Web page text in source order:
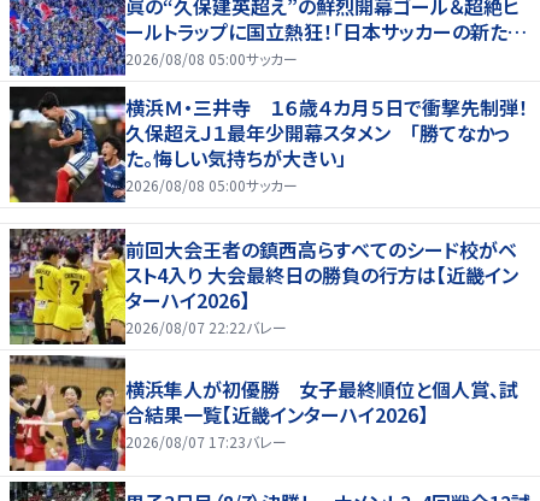
眞の“久保建英超え”の鮮烈開幕ゴール＆超絶ヒ
ールトラップに国立熱狂！｢日本サッカーの新たな
スターが誕生した｣
2026/08/08 05:00サッカー
横浜Ｍ・三井寺 １６歳４カ月５日で衝撃先制弾！
久保超えＪ１最年少開幕スタメン 「勝てなかっ
た。悔しい気持ちが大きい」
2026/08/08 05:00サッカー
前回大会王者の鎮西高らすべてのシード校がベ
スト4入り 大会最終日の勝負の行方は【近畿イン
ターハイ2026】
2026/08/07 22:22バレー
横浜隼人が初優勝 女子最終順位と個人賞、試
合結果一覧【近畿インターハイ2026】
2026/08/07 17:23バレー